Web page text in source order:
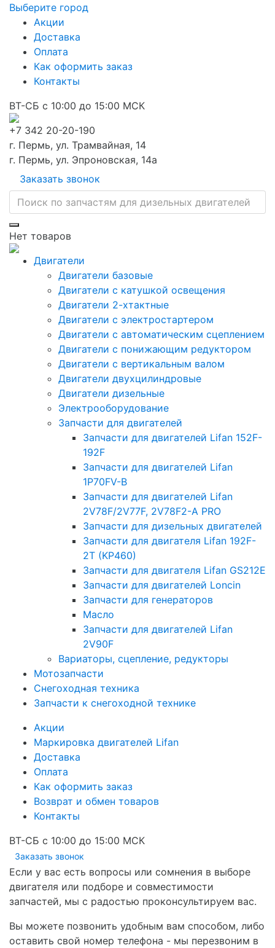
Выберите город
Акции
Доставка
Оплата
Как оформить заказ
Контакты
ВТ-СБ с 10:00 до 15:00 МСК
+7 342 20-20-190
г. Пермь, ул. Трамвайная, 14
г. Пермь, ул. Эпроновская, 14а
Заказать звонок
Нет товаров
Двигатели
Двигатели базовые
Двигатели с катушкой освещения
Двигатели 2-хтактные
Двигатели с электростартером
Двигатели с автоматическим сцеплением
Двигатели с понижающим редуктором
Двигатели с вертикальным валом
Двигатели двухцилиндровые
Двигатели дизельные
Электрооборудование
Запчасти для двигателей
Запчасти для двигателей Lifan 152F-
192F
Запчасти для двигателей Lifan
1P70FV-B
Запчасти для двигателей Lifan
2V78F/2V77F, 2V78F2-A PRO
Запчасти для дизельных двигателей
Запчасти для двигателя Lifan 192F-
2T (KP460)
Запчасти для двигателя Lifan GS212E
Запчасти для двигателей Loncin
Запчасти для генераторов
Масло
Запчасти для двигателей Lifan
2V90F
Вариаторы, сцепление, редукторы
Мотозапчасти
Снегоходная техника
Запчасти к снегоходной технике
Акции
Маркировка двигателей Lifan
Доставка
Оплата
Как оформить заказ
Возврат и обмен товаров
Контакты
ВТ-СБ с 10:00 до 15:00 МСК
Заказать звонок
Если у вас есть вопросы или сомнения в выборе
двигателя или подборе и совместимости
запчастей, мы с радостью проконсультируем вас.
Вы можете позвонить удобным вам способом, либо
оставить свой номер телефона - мы перезвоним в